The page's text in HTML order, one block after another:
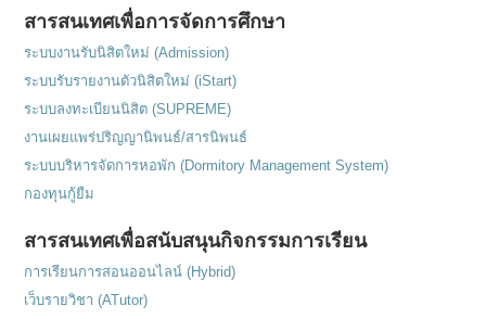
สารสนเทศเพื่อการจัดการศึกษา
ระบบงานรับนิสิตใหม่ (Admission)
ระบบรับรายงานตัวนิสิตใหม่ (iStart)
ระบบลงทะเบียนนิสิต (SUPREME)
งานเผยแพร่ปริญญานิพนธ์/สารนิพนธ์
ระบบบริหารจัดการหอพัก (Dormitory Management System)
กองทุนกู้ยืม
สารสนเทศเพื่อสนับสนุนกิจกรรมการเรียน
การเรียนการสอนออนไลน์ (Hybrid)
เว็บรายวิชา (ATutor)